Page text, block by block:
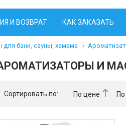
И ВОЗВРАТ КАК ЗАКАЗАТЬ
для бани, сауны, хамама
И
Сортировать по: По цене По